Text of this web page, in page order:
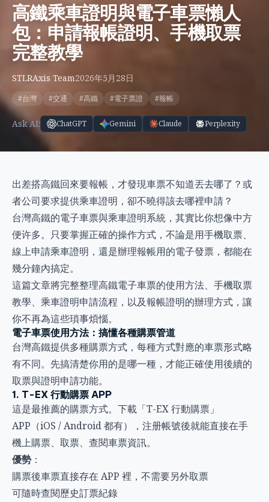
高鐵乘車證明與電子車票懶人
包：申請報帳證明、手機取票
完整教學
STLRAxis Team2026年5月28日
#台灣 #交通 #高鐵 #電子票證 #報帳
Ask AI: ChatGPT Gemini Claude Perplexity
出差搭高鐵回來要報帳，才發現車票不知道丟去哪了？或
者公司要求提供乘車證明，卻不曉得該去哪裡申請？
台灣高鐵的電子車票與乘車證明系統，其實比你想像中方
便许多。只要掌握正確的操作方式，不論是用手機取票、
線上申請乘車證明，還是辦理報帳用的電子發票，都能在
幾分鐘內搞定。
這篇文章將完整整理高鐵電子車票的使用方法、手機取票
教學、乘車證明申請流程，以及報帳證明的辦理方式，讓
你不再為這些瑣事煩惱。
電子車票使用方法：搞懂各種購票管道
台灣高鐵提供多種購票方式，每種方式對應的車票形式略
有不同。先搞清楚你用的是哪一種，才能正確使用後續的
取票與證明申請功能。
1. T-EX 行動購票 APP
這是最推薦的購票方式。下載「T-EX 行動購票」
APP（iOS / Android 都有），注册帳號後就能直接在手
機上購票、取票、查閱車票資訊。
優勢 ：
購票後車票直接存在 APP 裡，不需要另外取票
可隨時查閱歷史訂票紀錄